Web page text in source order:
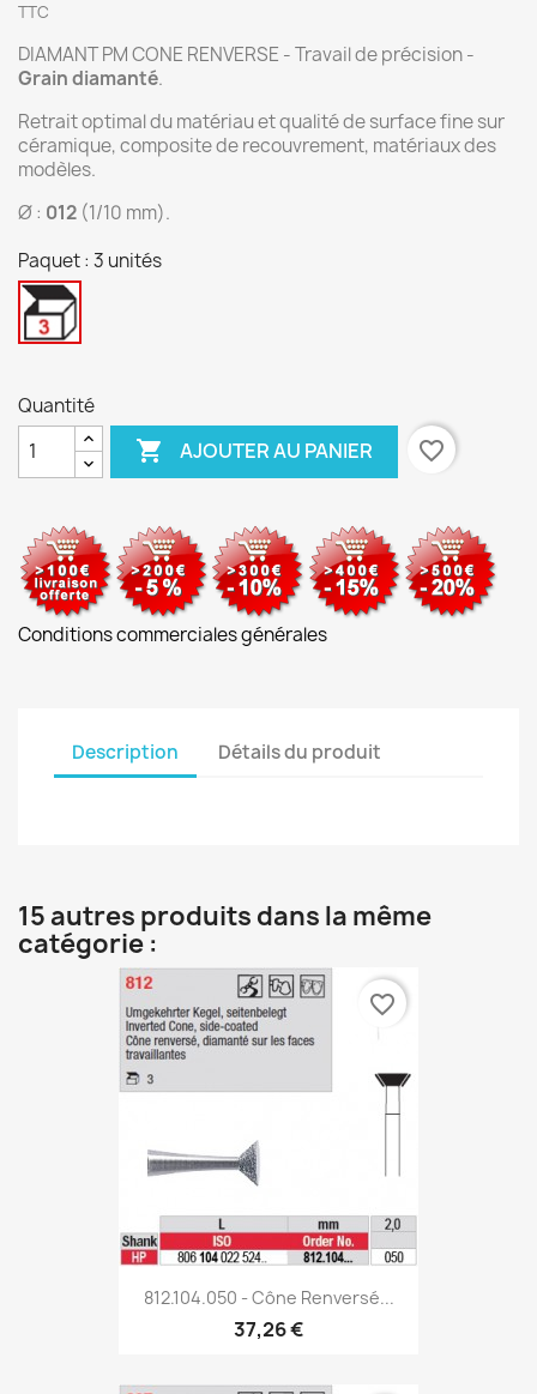
TTC
DIAMANT PM CONE RENVERSE - Travail de précision -
Grain diamanté.
Retrait optimal du matériau et qualité de surface fine sur
céramique, composite de recouvrement, matériaux des
modèles.
Ø : 012 (1/10 mm).
Paquet : 3 unités
3
Quantité
 AJOUTER AU PANIER favorite_border
Conditions commerciales générales
Description Détails du produit
15 autres produits dans la même
catégorie :
812.104.050 - Cône Renversé...
37,26 €
favorite_border